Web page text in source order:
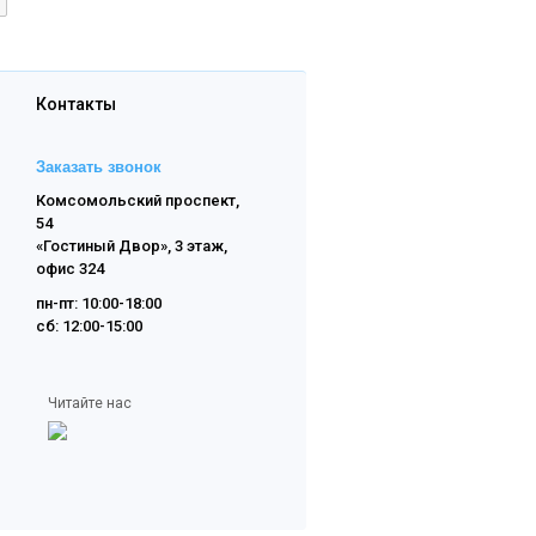
Контакты
Заказать звонок
Комсомольский проспект,
54
«Гостиный Двор», 3 этаж,
офис 324
пн-пт: 10:00-18:00
сб: 12:00-15:00
Читайте нас